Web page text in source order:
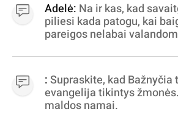
Adelė: Na ir kas, kad
piliesi kada patogu, kai
pareigos nelabai
virpinimas, ieškokit kur
dujininkai, elektros
statytojai Vilnuje
:Supraskite, kad Bažnyčia
evangelija tikintys
maldos namai.